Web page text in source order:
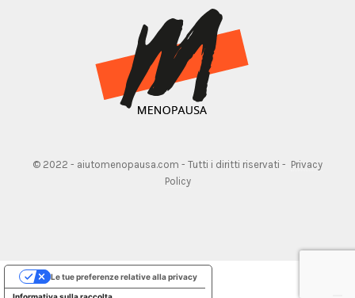
© 2022 - aiutomenopausa.com - Tutti i diritti riservati - Privacy
Policy
Le tue preferenze relative alla privacy